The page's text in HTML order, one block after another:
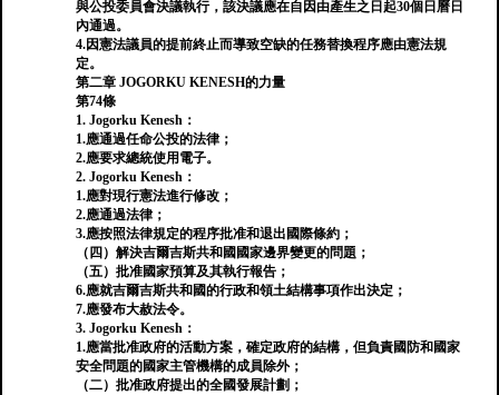
與公投委員會決議執行，該決議應在自因由產生之日起30個日曆日
內通過。
4.因憲法議員的提前終止而導致空缺的任務替換程序應由憲法規
定。
第二章 JOGORKU KENESH的力量
第74條
1. Jogorku Kenesh：
1.應通過任命公投的法律；
2.應要求總統使用電子。
2. Jogorku Kenesh：
1.應對現行憲法進行修改；
2.應通過法律；
3.應按照法律規定的程序批准和退出國際條約；
（四）解決吉爾吉斯共和國國家邊界變更的問題；
（五）批准國家預算及其執行報告；
6.應就吉爾吉斯共和國的行政和領土結構事項作出決定；
7.應發布大赦法令。
3. Jogorku Kenesh：
1.應當批准政府的活動方案，確定政府的結構，但負責國防和國家
安全問題的國家主管機構的成員除外；
（二）批准政府提出的全國發展計劃；